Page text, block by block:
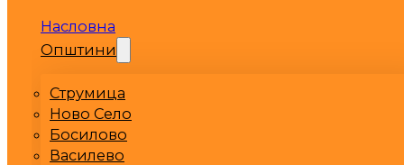
Насловна
Општини
Струмица
Ново Село
Босилово
Василево